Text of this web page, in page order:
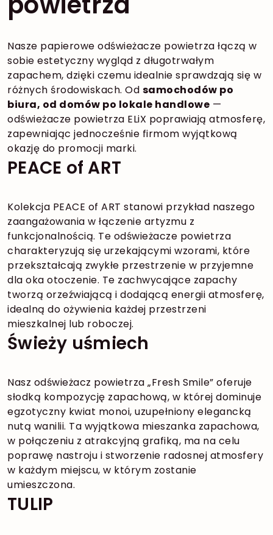
Nasze papierowe odświeżacze powietrza łączą w
sobie estetyczny wygląd z długotrwałym
zapachem, dzięki czemu idealnie sprawdzają się w
różnych środowiskach. Od samochodów po
biura, od domów po lokale handlowe —
odświeżacze powietrza ELiX poprawiają atmosferę,
zapewniając jednocześnie firmom wyjątkową
okazję do promocji marki.
PEACE of ART
Kolekcja PEACE of ART stanowi przykład naszego
zaangażowania w łączenie artyzmu z
funkcjonalnością. Te odświeżacze powietrza
charakteryzują się urzekającymi wzorami, które
przekształcają zwykłe przestrzenie w przyjemne
dla oka otoczenie. Te zachwycające zapachy
tworzą orzeźwiającą i dodającą energii atmosferę,
idealną do ożywienia każdej przestrzeni
mieszkalnej lub roboczej.
Świeży uśmiech
Nasz odświeżacz powietrza „Fresh Smile” oferuje
słodką kompozycję zapachową, w której dominuje
egzotyczny kwiat monoi, uzupełniony elegancką
nutą wanilii. Ta wyjątkowa mieszanka zapachowa,
w połączeniu z atrakcyjną grafiką, ma na celu
poprawę nastroju i stworzenie radosnej atmosfery
w każdym miejscu, w którym zostanie
umieszczona.
TULIP